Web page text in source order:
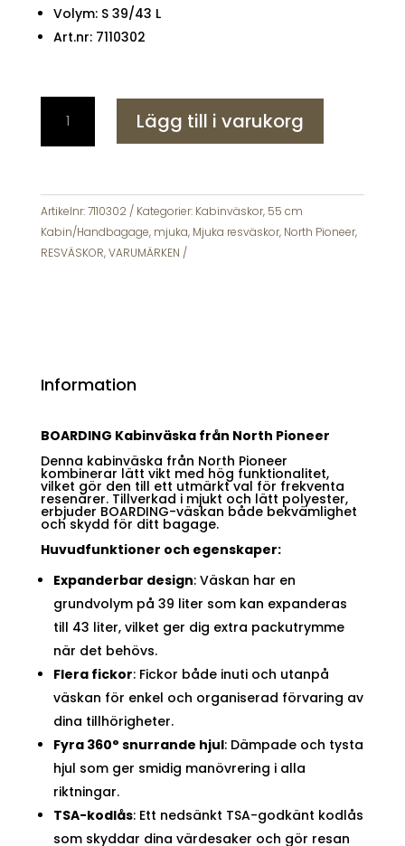
Volym: S 39/43 L
Art.nr: 7110302
Pioneer
BOARDING
Kabin
55cm
Exp
med
Lägg till i varukorg
Artikelnr:7110302 Kategorier: Kabinväskor, 55 cm
Kabin/Handbagage, mjuka, Mjuka resväskor, North Pioneer,
RESVÄSKOR,VARUMÄRKEN
Information
BOARDING Kabinväska från North Pioneer
Denna kabinväska från North Pioneer
kombinerar lätt vikt med hög funktionalitet,
vilket gör den till ett utmärkt val för frekventa
resenärer. Tillverkad i mjukt och lätt polyester,
erbjuder BOARDING-väskan både bekvämlighet
och skydd för ditt bagage.
Huvudfunktioner och egenskaper:
Expanderbar design: Väskan har en
grundvolym på 39 liter som kan expanderas
till 43 liter, vilket ger dig extra packutrymme
när det behövs.
Flera fickor: Fickor både inuti och utanpå
väskan för enkel och organiserad förvaring av
dina tillhörigheter.
Fyra 360° snurrande hjul: Dämpade och tysta
hjul som ger smidig manövrering i alla
riktningar.
TSA-kodlås: Ett nedsänkt TSA-godkänt kodlås
som skyddar dina värdesaker och gör resan